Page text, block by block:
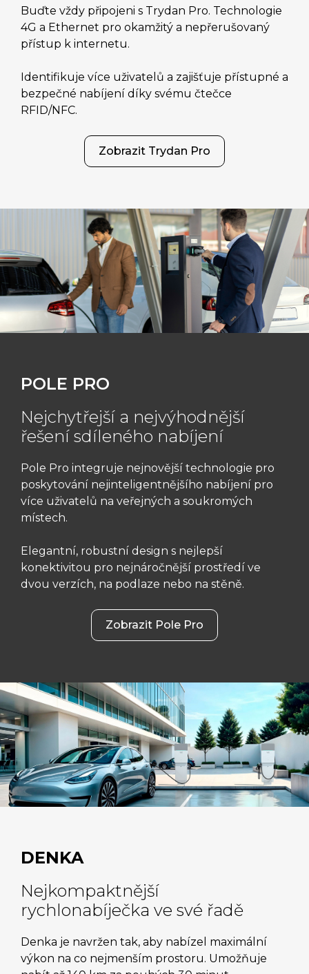
Buďte vždy připojeni s Trydan Pro. Technologie
4G a Ethernet pro okamžitý a nepřerušovaný
přístup k internetu.
Identifikuje více uživatelů a zajišťuje přístupné a
bezpečné nabíjení díky svému čtečce
RFID/NFC.
Zobrazit Trydan Pro
POLE PRO
Nejchytřejší a nejvýhodnější
řešení sdíleného nabíjení
Pole Pro integruje nejnovější technologie pro
poskytování nejinteligentnějšího nabíjení pro
více uživatelů na veřejných a soukromých
místech.
Elegantní, robustní design s nejlepší
konektivitou pro nejnáročnější prostředí ve
dvou verzích, na podlaze nebo na stěně.
Zobrazit Pole Pro
DENKA
Nejkompaktnější
rychlonabíječka ve své řadě
Denka je navržen tak, aby nabízel maximální
výkon na co nejmenším prostoru. Umožňuje